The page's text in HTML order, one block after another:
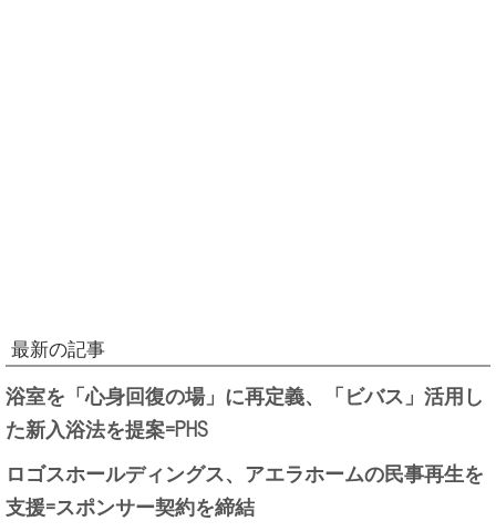
最新の記事
浴室を「心身回復の場」に再定義、「ビバス」活用し
た新入浴法を提案=PHS
ロゴスホールディングス、アエラホームの民事再生を
支援=スポンサー契約を締結